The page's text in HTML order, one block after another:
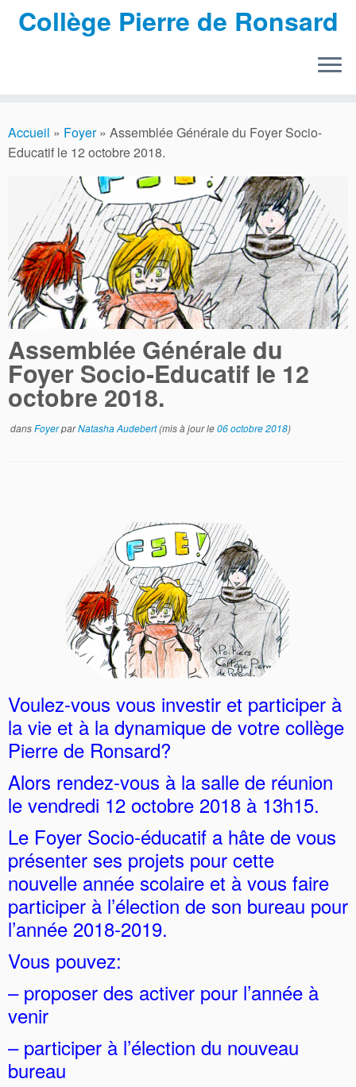
au
contenu
Collège Pierre de Ronsard
Accueil » Foyer » Assemblée Générale du Foyer Socio-
Educatif le 12 octobre 2018.
Assemblée Générale du
Foyer Socio-Educatif le 12
octobre 2018.
dansFoyerparNatasha Audebert(mis à jour le06 octobre 2018)
Voulez-vous vous investir et participer à
la vie et à la dynamique de votre collège
Pierre de Ronsard?
Alors rendez-vous à la salle de réunion
le vendredi 12 octobre 2018 à 13h15.
Le Foyer Socio-éducatif a hâte de vous
présenter ses projets pour cette
nouvelle année scolaire et à vous faire
participer à l’élection de son bureau pour
l’année 2018-2019.
Vous pouvez:
– proposer des activer pour l’année à
venir
– participer à l’élection du nouveau
bureau